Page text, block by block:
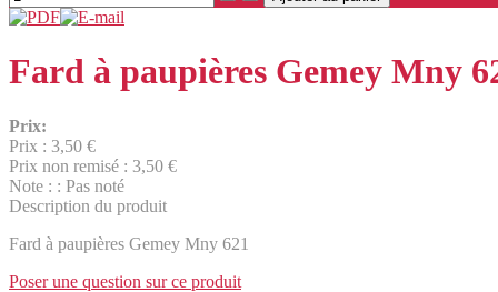
Fard à paupières Gemey Mny
Prix:
Prix : 3,50 €
Prix non remisé : 3,50 €
Note : : Pas noté
Description du produit
Fard à paupières Gemey Mny 621
Poser une question sur ce produit